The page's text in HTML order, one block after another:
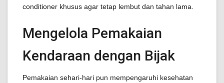
conditioner khusus agar tetap lembut dan tahan lama.
Mengelola Pemakaian
Kendaraan dengan Bijak
Pemakaian sehari-hari pun mempengaruhi kesehatan